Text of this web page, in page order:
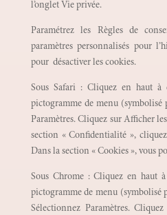
l’onglet Vie privée.
Paramétrez les Règles de
paramètres personnalisés pour
pour désactiver les cookies.
Sous Safari : Cliquez en haut
pictogramme de menu (symbolisé
Paramètres. Cliquez sur Afficher
section « Confidentialité »,
Dans la section « Cookies », vous
Sous Chrome : Cliquez en haut
pictogramme de menu (symbolisé
Sélectionnez Paramètres.